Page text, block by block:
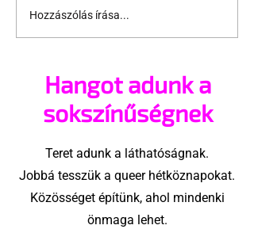
Támogathatsz és
ajánlhatsz: Te is részt
megvalósításában
Hozzászólás írása...
Hangot adunk a
sokszínűségnek
Teret adunk a láthatóságnak.
Jobbá tesszük a queer hétköznapokat.
Közösséget építünk, ahol mindenki
önmaga lehet.